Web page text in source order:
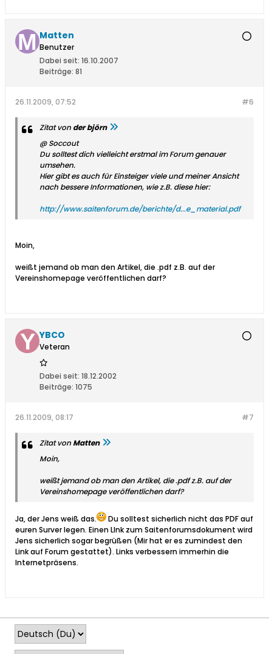
Matten
Benutzer
Dabei seit: 16.10.2007
Beiträge: 81
#6
26.11.2009, 07:52
Zitat von der björn
@ Soccout
Du solltest dich vielleicht erstmal im Forum genauer
umsehen.
Hier gibt es auch für Einsteiger viele und meiner Ansicht
nach bessere Informationen, wie z.B. diese hier:
http://www.saitenforum.de/berichte/d...e_material.pdf
Moin,
weißt jemand ob man den Artikel, die .pdf z.B. auf der
Vereinshomepage veröffentlichen darf?
YBCO
Veteran
Dabei seit: 18.12.2002
Beiträge: 1075
#7
26.11.2009, 08:17
Zitat vonMatten
Moin,
weißt jemand ob man den Artikel, die .pdf z.B. auf der
Vereinshomepage veröffentlichen darf?
Ja, der Jens weiß das.
Du solltest sicherlich nicht das PDF auf
euren Surver legen. Einen LInk zum Saitenforumsdokument wird
Jens sicherlich sogar begrüßen (Mir hat er es zumindest den
Link auf Forum gestattet). Links verbessern immerhin die
Internetpräsens.